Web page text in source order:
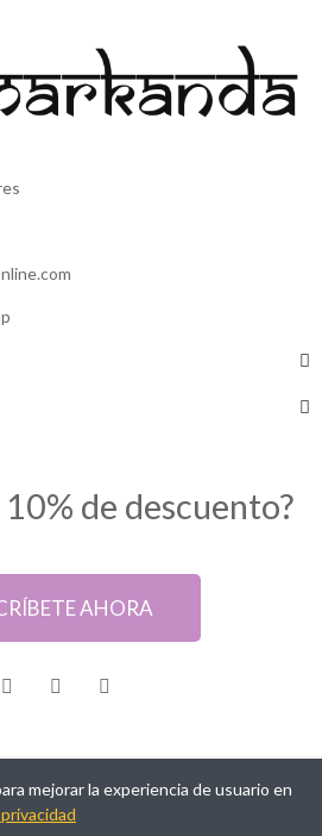
de descuento?
AHORA
Cáceres
mejorar la experiencia de usuario en